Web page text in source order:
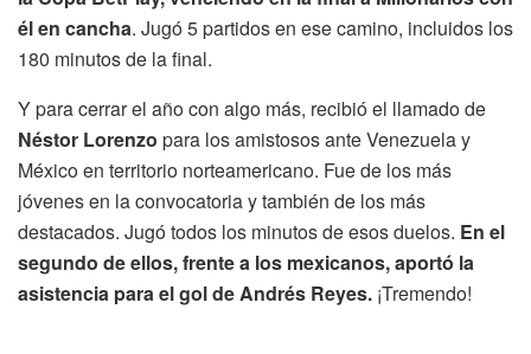
él en cancha. Jugó 5 partidos en ese camino, incluidos los
180 minutos de la final.
Y para cerrar el año con algo más, recibió el llamado de
Néstor Lorenzo para los amistosos ante Venezuela y
México en territorio norteamericano. Fue de los más
jóvenes en la convocatoria y también de los más
destacados. Jugó todos los minutos de esos duelos. En el
segundo de ellos, frente a los mexicanos, aportó la
asistencia para el gol de Andrés Reyes. ¡Tremendo!